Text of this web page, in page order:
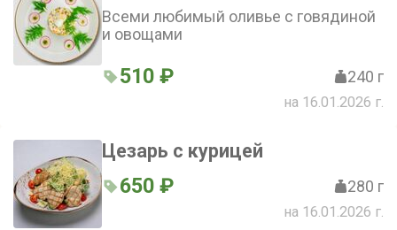
Всеми любимый оливье с говядиной
и овощами
510 ₽ 240 г
на 16.01.2026 г.
Цезарь с курицей
650 ₽ 280 г
на 16.01.2026 г.